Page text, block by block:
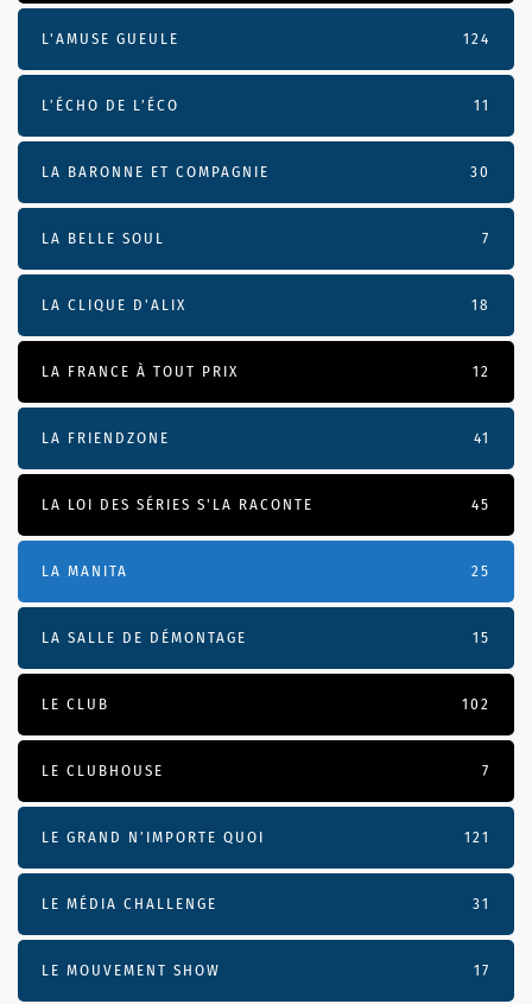
L'AMUSE GUEULE 124
L’ÉCHO DE L’ÉCO 11
LA BARONNE ET COMPAGNIE 30
LA BELLE SOUL 7
LA CLIQUE D'ALIX 18
LA FRANCE À TOUT PRIX 12
LA FRIENDZONE 41
LA LOI DES SÉRIES S'LA RACONTE 45
LA MANITA 25
LA SALLE DE DÉMONTAGE 15
LE CLUB 102
LE CLUBHOUSE 7
LE GRAND N’IMPORTE QUOI 121
LE MÉDIA CHALLENGE 31
LE MOUVEMENT SHOW 17